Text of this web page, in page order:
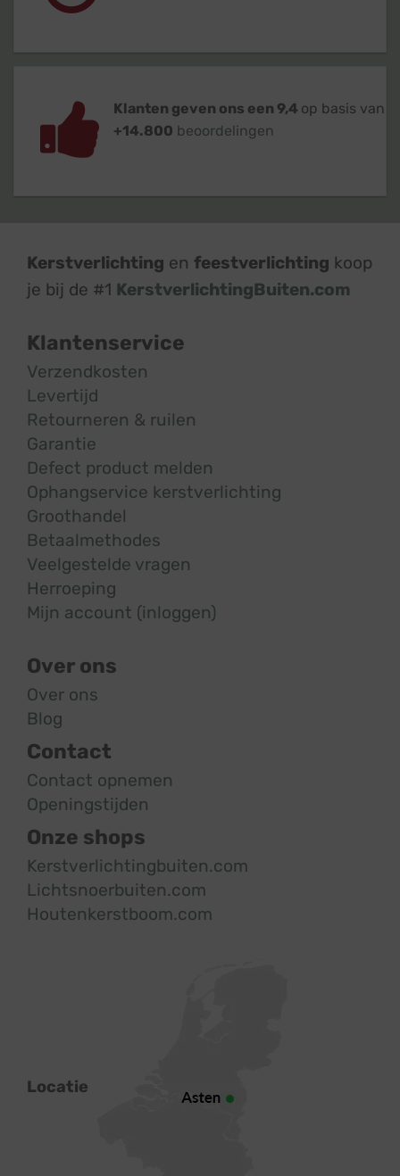
Klanten geven ons een 9,4 op basis van
+14.800 beoordelingen
Kerstverlichting en feestverlichting koop
je bij de #1 KerstverlichtingBuiten.com
Klantenservice
Verzendkosten
Levertijd
Retourneren & ruilen
Garantie
Defect product melden
Ophangservice kerstverlichting
Groothandel
Betaalmethodes
Veelgestelde vragen
Herroeping
Mijn account (inloggen)
Over ons
Over ons
Blog
Contact
Contact opnemen
Openingstijden
Onze shops
Kerstverlichtingbuiten.com
Lichtsnoerbuiten.com
Houtenkerstboom.com
Locatie